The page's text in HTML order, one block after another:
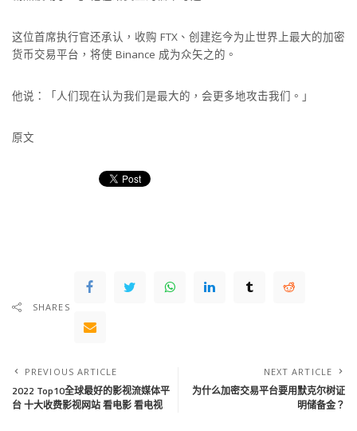
这位首席执行官还承认，收购 FTX、创建迄今为止世界上最大的加密
货币交易平台，将使 Binance 成为众矢之的。
他说：「人们现在认为我们是最大的，会更多地攻击我们。」
原文
SHARES
PREVIOUS ARTICLE
2022 Top10全球最好的影视流媒体平
台 十大收费影视网站 看电影 看电视
NEXT ARTICLE
为什么加密交易平台要用默克尔树证
明储备金？